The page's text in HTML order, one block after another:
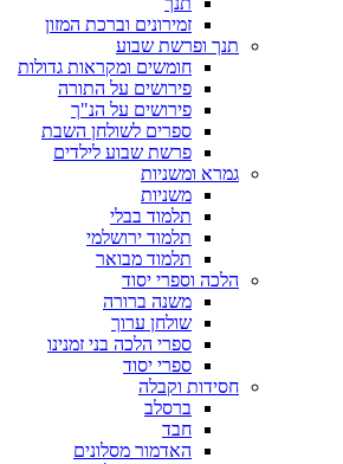
זמירונים וברכת המזון
תנך ופרשת שבוע
חומשים ומקראות גדולות
פירושים על התורה
פירושים על הנ"ך
ספרים לשולחן השבת
פרשת שבוע לילדים
גמרא ומשניות
משניות
תלמוד בבלי
תלמוד ירושלמי
תלמוד מבואר
הלכה וספרי יסוד
משנה ברורה
שולחן ערוך
ספרי הלכה בני זמנינו
ספרי יסוד
חסידות וקבלה
ברסלב
חבד
האדמור מסלונים